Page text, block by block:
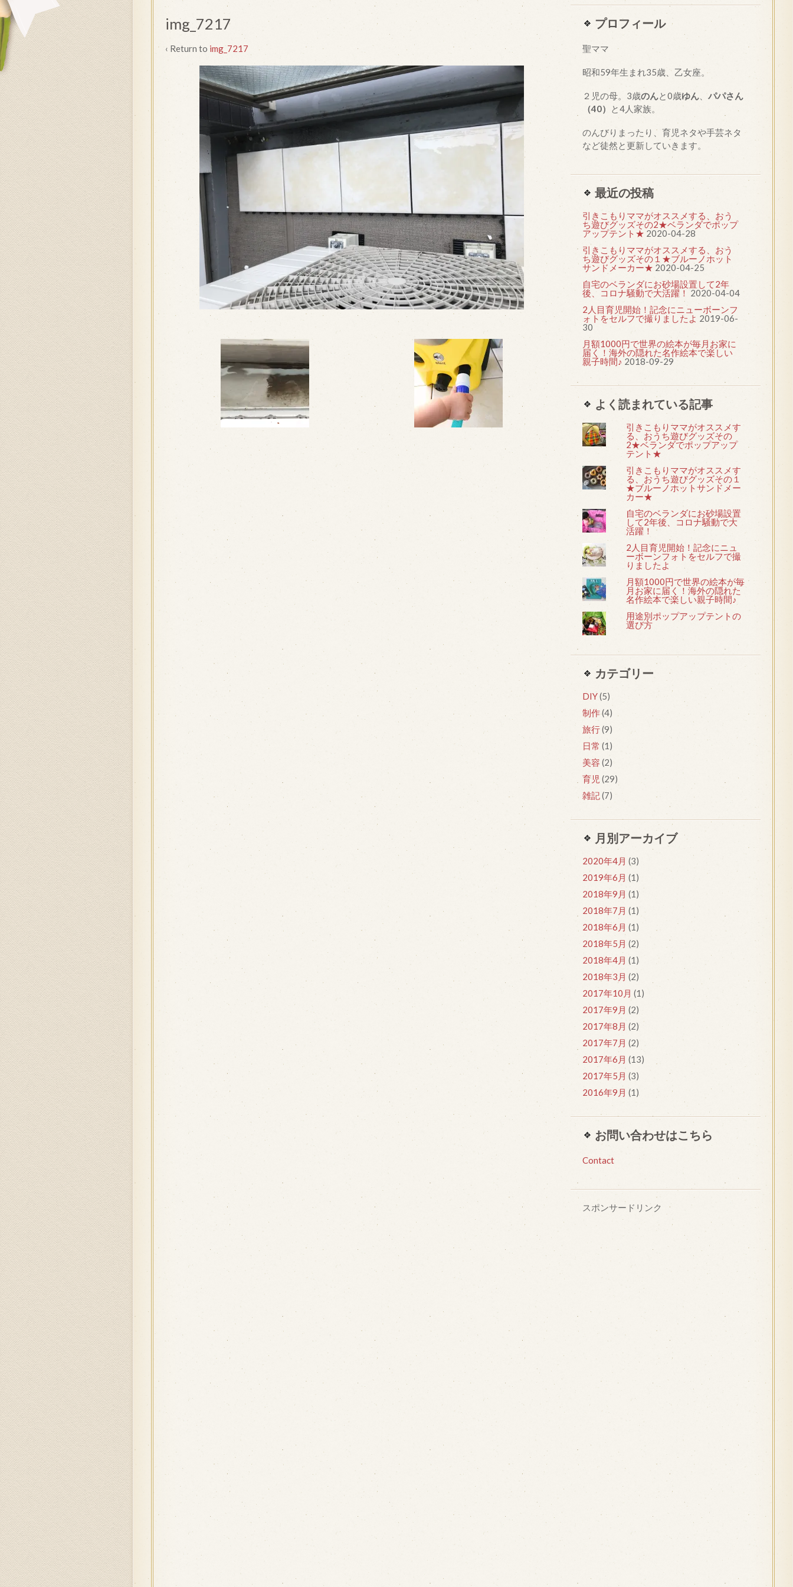
img_7217
‹ Return to img_7217
プロフィール
聖ママ
昭和59年生まれ35歳、乙女座。
２児の母。3歳のんと0歳ゆん、 パパさん
（40）
と4人家族。
のんびりまったり、育児ネタや手芸ネタ
など徒然と更新していきます。
最近の投稿
引きこもりママがオススメする、おう
ち遊びグッズその2★ベランダでポップ
アップテント★ 2020-04-28
引きこもりママがオススメする、おう
ち遊びグッズその１★ブルーノホット
サンドメーカー★ 2020-04-25
自宅のベランダにお砂場設置して2年
後、コロナ騒動で大活躍！ 2020-04-04
2人目育児開始！記念にニューボーンフ
ォトをセルフで撮りましたよ 2019-06-
30
月額1000円で世界の絵本が毎月お家に
届く！海外の隠れた名作絵本で楽しい
親子時間♪ 2018-09-29
よく読まれている記事
引きこもりママがオススメす
る、おうち遊びグッズその
2★ベランダでポップアップ
テント★
引きこもりママがオススメす
る、おうち遊びグッズその１
★ブルーノホットサンドメー
カー★
自宅のベランダにお砂場設置
して2年後、コロナ騒動で大
活躍！
2人目育児開始！記念にニュ
ーボーンフォトをセルフで撮
りましたよ
月額1000円で世界の絵本が毎
月お家に届く！海外の隠れた
名作絵本で楽しい親子時間♪
用途別ポップアップテントの
選び方
カテゴリー
DIY(5)
制作(4)
旅行(9)
日常 (1)
美容 (2)
育児 (29)
雑記(7)
月別アーカイブ
2020年4月 (3)
2019年6月 (1)
2018年9月 (1)
2018年7月 (1)
2018年6月 (1)
2018年5月 (2)
2018年4月 (1)
2018年3月 (2)
2017年10月 (1)
2017年9月 (2)
2017年8月 (2)
2017年7月 (2)
2017年6月 (13)
2017年5月 (3)
2016年9月 (1)
お問い合わせはこちら
Contact
スポンサードリンク